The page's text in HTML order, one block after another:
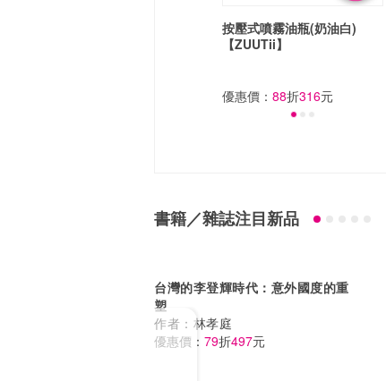
按壓式噴霧油瓶(奶油白)
【ZUUTii】
優惠價： 88折316元
書籍／雜誌注目新品
台灣的李登輝時代：意外國度的重
塑
作者： 林孝庭
優惠價： 79折497元
Previous